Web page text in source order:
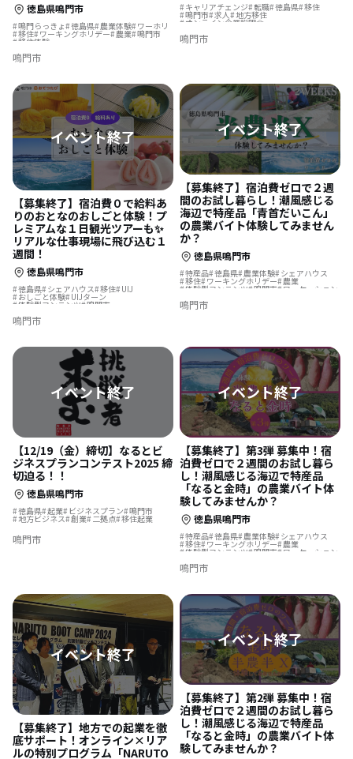
徳島県鳴門市
鳴門らっきょ 徳島県 農業体験 ワーホリ
移住 ワーキングホリデー 農業 鳴門市
移住体験
鳴門市
キャリアチェンジ 転職 徳島県 移住
鳴門市 求人 地方移住
オンライン企業説明会
鳴門市
【募集終了】宿泊費０で給料あ
りのおとなのおしごと体験！プ
レミアムな１日観光ツアーも✨
リアルな仕事現場に飛び込む１
週間！
徳島県鳴門市
徳島県 シェアハウス 移住 UIJ
おしごと体験 UIJターン
体験型コンテンツ 鳴門市
鳴門市
【募集終了】宿泊費ゼロで２週
間のお試し暮らし！潮風感じる
海辺で特産品「青首だいこん」
の農業バイト体験してみません
か？
徳島県鳴門市
特産品 徳島県 農業体験 シェアハウス
移住 ワーキングホリデー 農業
体験型コンテンツ 鳴門市 ワーケーション
鳴門市
【12/19（金）締切】なるとビ
ジネスプランコンテスト2025 締
切迫る！！
徳島県鳴門市
徳島県 起業 ビジネスプラン 鳴門市
地方ビジネス 創業 二拠点 移住起業
鳴門市
【募集終了】第3弾 募集中！宿
泊費ゼロで２週間のお試し暮ら
し！潮風感じる海辺で特産品
「なると金時」の農業バイト体
験してみませんか？
徳島県鳴門市
特産品 徳島県 農業体験 シェアハウス
移住 ワーキングホリデー 農業
体験型コンテンツ 鳴門市 ワーケーション
鳴門市
【募集終了】地方での起業を徹
底サポート！オンライン×リア
ルの特別プログラム「NARUTO
【募集終了】第2弾 募集中！宿
泊費ゼロで２週間のお試し暮ら
し！潮風感じる海辺で特産品
「なると金時」の農業バイト体
験してみませんか？